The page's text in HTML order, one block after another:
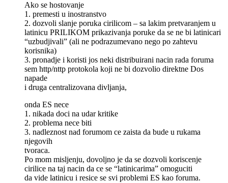
Ako se hostovanje
1. premesti u inostranstvo
2. dozvoli slanje poruka cirilicom – sa lakim pretvaranjem u
latinicu PRILIKOM prikazivanja poruke da se ne bi latinicari
“uzbudjivali” (ali ne podrazumevano nego po zahtevu
korisnika)
3. pronadje i koristi jos neki distribuirani nacin rada foruma
sem http/nttp protokola koji ne bi dozvolio direktne Dos
napade
i druga centralizovana divljanja,
onda ES nece
1. nikada doci na udar kritike
2. problema nece biti
3. nadleznost nad forumom ce zaista da bude u rukama
njegovih
tvoraca.
Po mom misljenju, dovoljno je da se dozvoli koriscenje
cirilice na taj nacin da ce se “latinicarima” omoguciti
da vide latinicu i resice se svi problemi ES kao foruma.